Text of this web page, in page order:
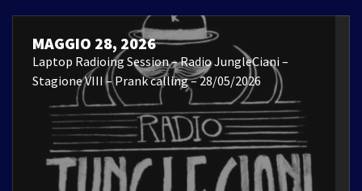
MAGGIO 28, 2026
Laptop Radioing Session – Radio JungleCiani –
Stagione VIII – Prank calling – 28/05/2026